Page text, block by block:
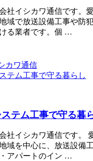
社イシカワ通信です。
域で放送設備工事や防
る業者です。個 …
カワ通信
テム工事で守る暮
社イシカワ通信です。
域を中心に、放送設備
アパートのイン …